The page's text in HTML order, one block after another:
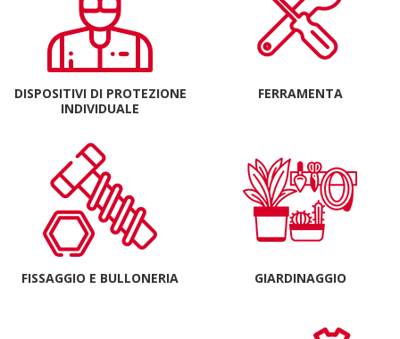
DISPOSITIVI DI PROTEZIONE
INDIVIDUALE
FERRAMENTA
FISSAGGIO E BULLONERIA GIARDINAGGIO